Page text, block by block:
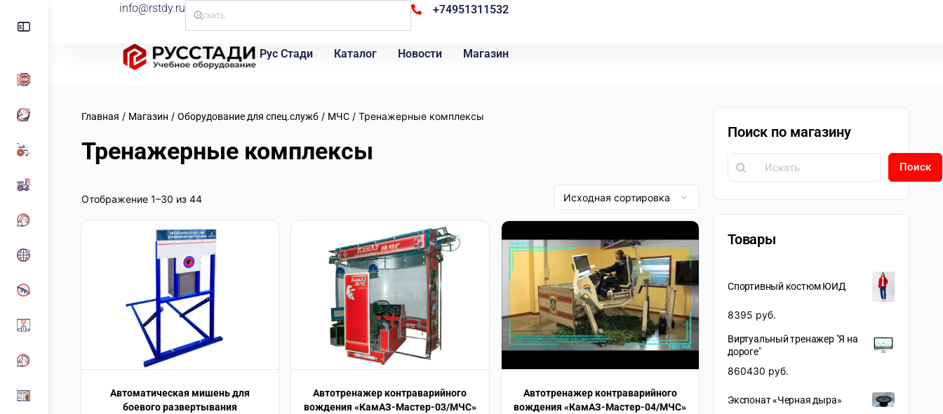
info@rstdy.ru +74951311532
Рус Стади Каталог Новости Магазин
Главная / Магазин / Оборудование для спец.служб / МЧС / Тренажерные комплексы
Тренажерные комплексы
Отображение 1–30 из 44
Автоматическая мишень для
боевого развертывания
Автотренажер контраварийного
вождения «КамАЗ-Мастер-03/МЧС»
Автотренажер контраварийного
вождения «КамАЗ-Мастер-04/МЧС»
Поиск по магазину
Поиск
Товары
Спортивный костюм ЮИД
8395 руб.
Виртуальный тренажер "Я на
дороге"
860430 руб.
Экспонат «Черная дыра»